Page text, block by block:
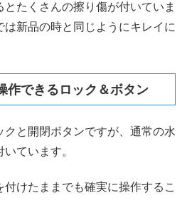
たくさんの擦り傷が付いていま
新品の時と同じようにキレイに
作できるロック＆ボタン
と開閉ボタンですが、通常の水
ています。
付けたままでも確実に操作するこ